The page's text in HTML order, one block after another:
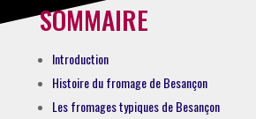
SOMMAIRE
Introduction
Histoire du fromage de Besançon
Les fromages typiques de Besançon